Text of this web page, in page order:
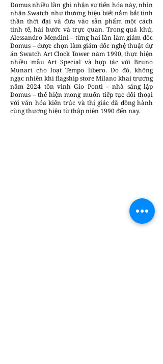
Domus nhiều lần ghi nhận sự tiến hóa này, nhìn
nhận Swatch như thương hiệu biết nắm bắt tinh
thần thời đại và đưa vào sản phẩm một cách
tinh tế, hài hước và trực quan. Trong quá khứ,
Alessandro Mendini – từng hai lần làm giám đốc
Domus – được chọn làm giám đốc nghệ thuật dự
án Swatch Art Clock Tower năm 1990, thực hiện
nhiều mẫu Art Special và hợp tác với Bruno
Munari cho loạt Tempo libero. Do đó, không
ngạc nhiên khi flagship store Milano khai trương
năm 2024 tôn vinh Gio Ponti – nhà sáng lập
Domus – thể hiện mong muốn tiếp tục đối thoại
với văn hóa kiến trúc và thị giác đã đồng hành
cùng thương hiệu từ thập niên 1990 đến nay.